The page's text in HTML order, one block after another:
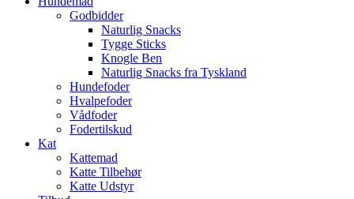
Godbidder
Naturlig Snacks
Tygge Sticks
Knogle Ben
Naturlig Snacks fra Tyskland
Hundefoder
Hvalpefoder
Vådfoder
Fodertilskud
Kat
Kattemad
Katte Tilbehør
Katte Udstyr